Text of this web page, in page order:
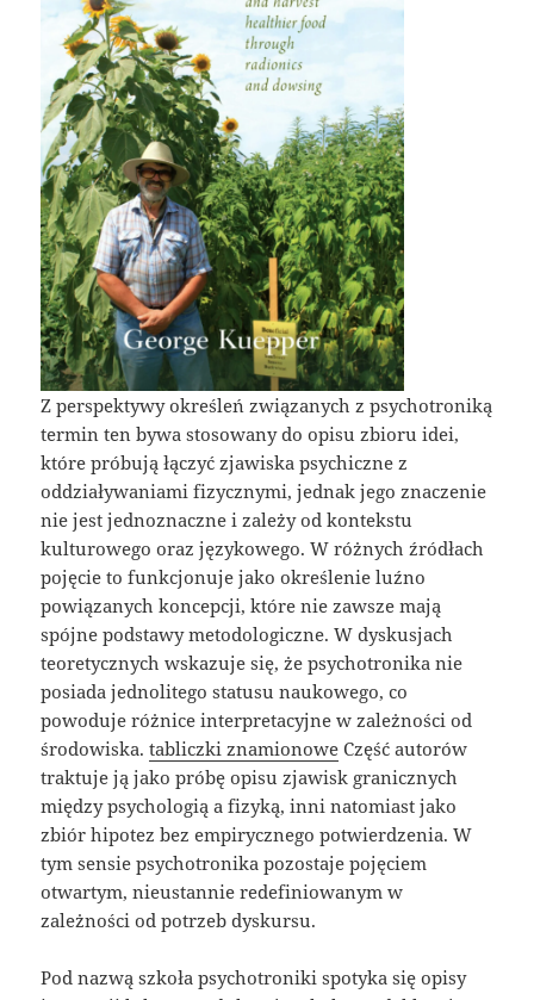
Z perspektywy określeń związanych z psychotroniką
termin ten bywa stosowany do opisu zbioru idei,
które próbują łączyć zjawiska psychiczne z
oddziaływaniami fizycznymi, jednak jego znaczenie
nie jest jednoznaczne i zależy od kontekstu
kulturowego oraz językowego. W różnych źródłach
pojęcie to funkcjonuje jako określenie luźno
powiązanych koncepcji, które nie zawsze mają
spójne podstawy metodologiczne. W dyskusjach
teoretycznych wskazuje się, że psychotronika nie
posiada jednolitego statusu naukowego, co
powoduje różnice interpretacyjne w zależności od
środowiska.tabliczki znamionowe Część autorów
traktuje ją jako próbę opisu zjawisk granicznych
między psychologią a fizyką, inni natomiast jako
zbiór hipotez bez empirycznego potwierdzenia. W
tym sensie psychotronika pozostaje pojęciem
otwartym, nieustannie redefiniowanym w
zależności od potrzeb dyskursu.
Pod nazwą szkoła psychotroniki spotyka się opisy